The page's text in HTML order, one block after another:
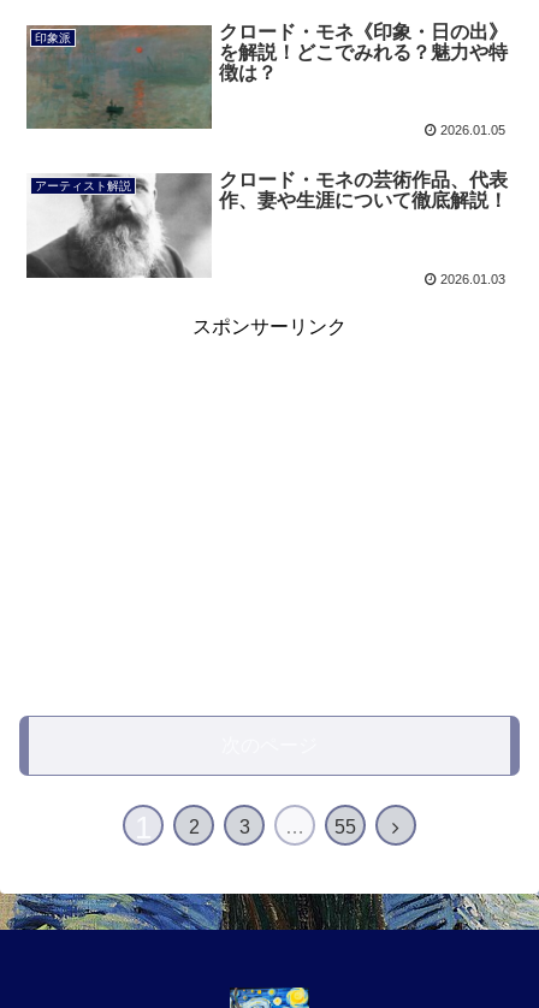
印象派
クロード・モネ《印象・日の出》
を解説！どこでみれる？魅力や特
徴は？
2026.01.05
アーティスト解説
クロード・モネの芸術作品、代表
作、妻や生涯について徹底解説！
2026.01.03
スポンサーリンク
2 3 … 55